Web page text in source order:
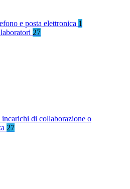
e posta elettronica 1
27
di collaborazione o
27